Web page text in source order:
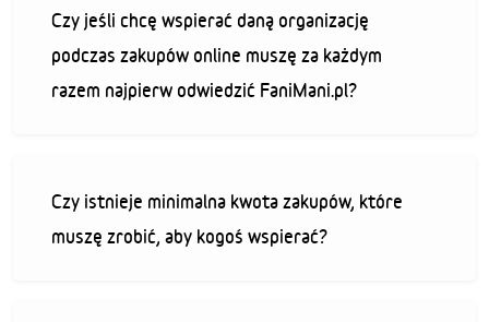
Czy jeśli chcę wspierać daną organizację
podczas zakupów online muszę za każdym
razem najpierw odwiedzić FaniMani.pl?
Czy istnieje minimalna kwota zakupów, które
muszę zrobić, aby kogoś wspierać?